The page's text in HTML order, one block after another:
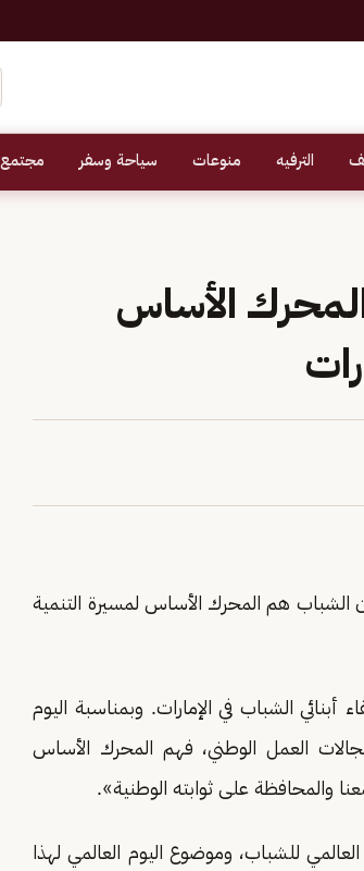
الترفيه منوعات سياحة وسفر مجتمع
الأساس
الشباب هم المحرك الأساس لمسيرة التنمية
الشباب في الإمارات. وبمناسبة اليوم
العمل الوطني، فهم المحرك الأساس
والمحافظة على ثوابته الوطنية».
كل عام باليوم العالمي للشباب، وموضوع اليوم العالمي لهذا